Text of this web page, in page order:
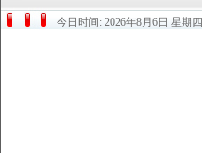
今日时间: 2026年8月6日 星期四